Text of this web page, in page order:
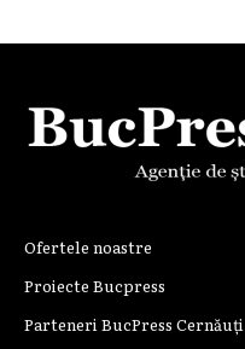
Ofertele noastre
Proiecte Bucpress
Parteneri BucPress Cernăuți